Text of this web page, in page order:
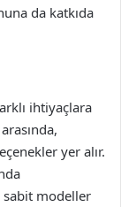
da katkıda
ihtiyaçlara
yer alır.
sabit modeller